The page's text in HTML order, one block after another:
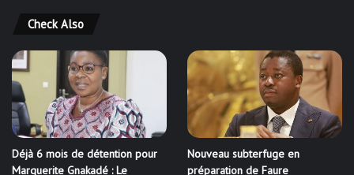
Marguerite Gnakadé : Le
quotidien extrêmement difficile
de l’ancienne ministre des
Armées
avril 21, 2026
préparation de Faure
Gnassingbé pour ne jamais
partir ; les Togolais disent non
et sont vent debout
avril 21, 2026
Facebook
TwitterYouTubeInstagram